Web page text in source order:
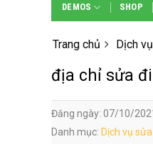
DEMOS SHOP
Trang chủ Dịch
địa chỉ sửa
Đăng ngày: 07/10/
Danh mục: Dịch vụ